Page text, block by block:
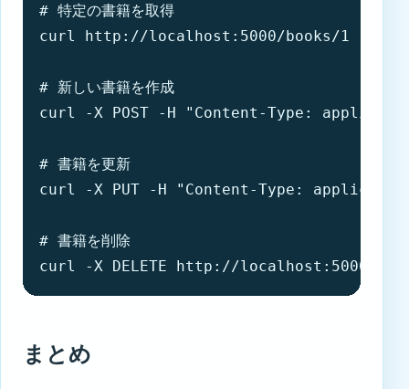
# 特定の書籍を取得
curl http://localhost:5000/books/1
# 新しい書籍を作成
curl -X POST -H "Content-Type:
# 書籍を更新
curl -X PUT -H "Content-Type:
# 書籍を削除
curl -X DELETE http://localhost:5000/
まとめ